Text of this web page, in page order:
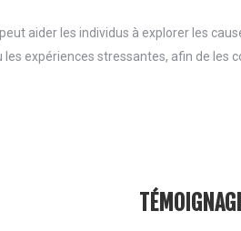
aider les individus à explorer les
expériences stressantes, afin de les